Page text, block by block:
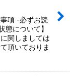
項 -必ずお読
態について】
関しましては
頂いておりま